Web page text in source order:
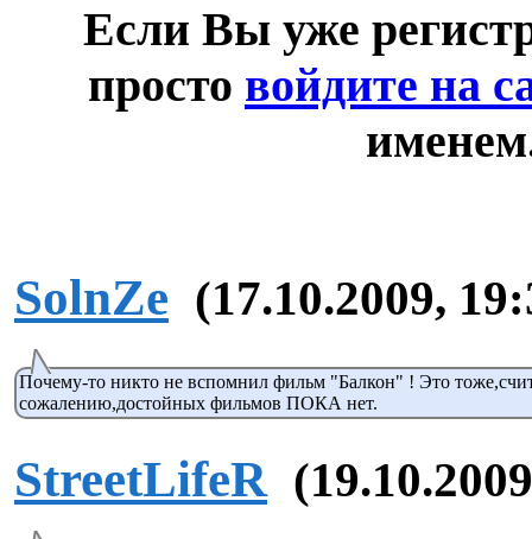
Если Вы уже
просто войдите на
SolnZe (17.10.2009,
Почему-то никто не вспомнил фильм "Балкон" ! Это
сожалению,достойных фильмов ПОКА нет.
StreetLifeR